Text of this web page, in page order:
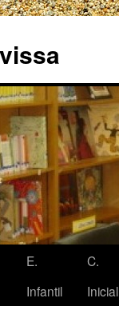
E.
Infantil
C.
Inicial